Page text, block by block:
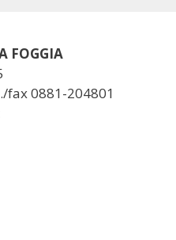
FOGGIA
fax 0881-204801